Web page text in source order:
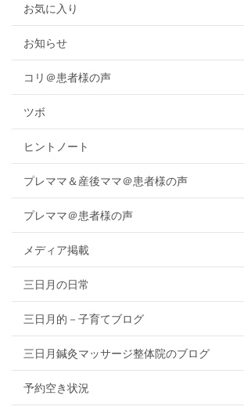
お気に入り
お知らせ
コリ＠患者様の声
ツボ
ヒントノート
プレママ＆産後ママ＠患者様の声
プレママ＠患者様の声
メディア掲載
三日月の日常
三日月的－子育てブログ
三日月鍼灸マッサージ整体院のブログ
予約空き状況